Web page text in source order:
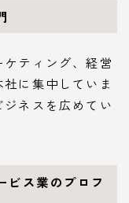
ティング、経営
に集中していま
ネスを広めてい
ス業のプロフ